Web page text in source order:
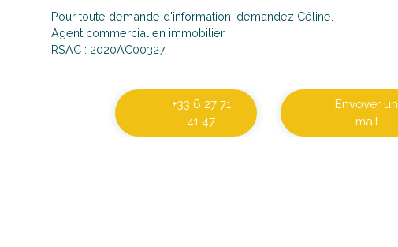
Pour toute demande d'information, demandez Céline.
Agent commercial en immobilier
RSAC : 2020AC00327
+33 6 27 71
41 47
Envoyer un
mail